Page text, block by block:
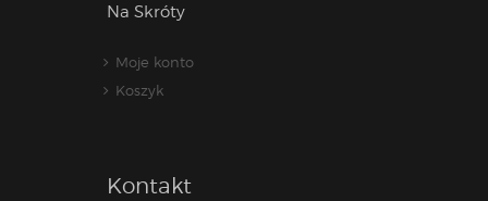
Na Skróty
Moje konto
Koszyk
Kontakt